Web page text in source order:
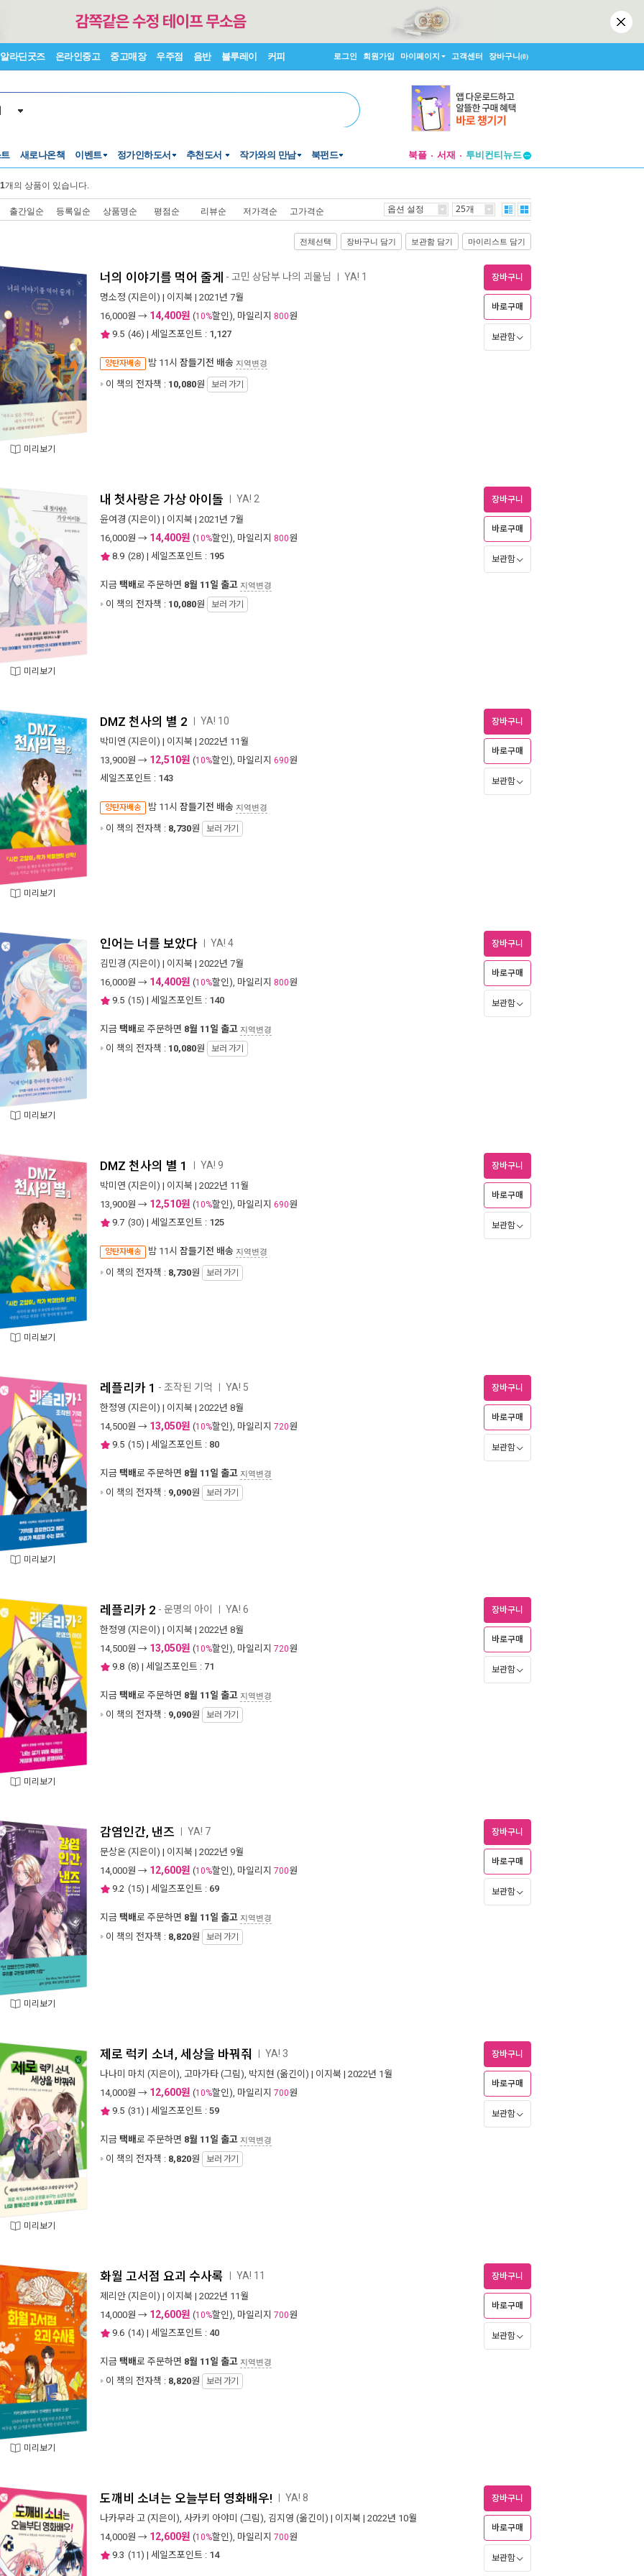
알라딘굿즈 온라인중고 중고매장 우주점 음반 블루레이 커피 로그인 회원가입 마이페이지 고객센터 장바구니(0)
새로나온책 이벤트 정가인하도서 추천도서 작가와의 만남 북펀드 북플 서재
투비컨티뉴드
개의 상품이 있습니다.
출간일순 등록일순 상품명순 평점순 리뷰순 저가격순 고가격순 옵션 설정 25개
전체선택 장바구니 담기 보관함 담기 마이리스트 담기
미리보기
너의 이야기를 먹어 줄게 - 고민 상담부 나의 괴물님 YA! 1
명소정 (지은이) | 이지북 | 2021년 7월
16,000원 → 14,400원 (10%할인), 마일리지 800원
9.5 (46) | 세일즈포인트 : 1,127
양탄자배송 밤 11시 잠들기전 배송 지역변경
이 책의 전자책 : 10,080원 보러 가기
장바구니
바로구매
보관함
미리보기
내 첫사랑은 가상 아이돌 YA! 2
윤여경 (지은이) | 이지북 | 2021년 7월
16,000원 → 14,400원 (10%할인), 마일리지 800원
8.9 (28) | 세일즈포인트 : 195
지금 택배로 주문하면 8월 11일 출고 지역변경
이 책의 전자책 : 10,080원 보러 가기
장바구니
바로구매
보관함
미리보기
DMZ 천사의 별 2 YA! 10
박미연 (지은이) | 이지북 | 2022년 11월
13,900원 → 12,510원 (10%할인), 마일리지 690원
세일즈포인트 : 143
양탄자배송 밤 11시 잠들기전 배송 지역변경
이 책의 전자책 : 8,730원 보러 가기
장바구니
바로구매
보관함
미리보기
인어는 너를 보았다 YA! 4
김민경 (지은이) | 이지북 | 2022년 7월
16,000원 → 14,400원 (10%할인), 마일리지 800원
9.5 (15) | 세일즈포인트 : 140
지금 택배로 주문하면 8월 11일 출고 지역변경
이 책의 전자책 : 10,080원 보러 가기
장바구니
바로구매
보관함
미리보기
DMZ 천사의 별 1 YA! 9
박미연 (지은이) | 이지북 | 2022년 11월
13,900원 → 12,510원 (10%할인), 마일리지 690원
9.7 (30) | 세일즈포인트 : 125
양탄자배송 밤 11시 잠들기전 배송 지역변경
이 책의 전자책 : 8,730원 보러 가기
장바구니
바로구매
보관함
미리보기
레플리카 1 - 조작된 기억 YA! 5
한정영 (지은이) | 이지북 | 2022년 8월
14,500원 → 13,050원 (10%할인), 마일리지 720원
9.5 (15) | 세일즈포인트 : 80
지금 택배로 주문하면 8월 11일 출고 지역변경
이 책의 전자책 : 9,090원 보러 가기
장바구니
바로구매
보관함
미리보기
레플리카 2 - 운명의 아이 YA! 6
한정영 (지은이) | 이지북 | 2022년 8월
14,500원 → 13,050원 (10%할인), 마일리지 720원
9.8 (8) | 세일즈포인트 : 71
지금 택배로 주문하면 8월 11일 출고 지역변경
이 책의 전자책 : 9,090원 보러 가기
장바구니
바로구매
보관함
미리보기
감염인간, 낸즈 YA! 7
문상온 (지은이) | 이지북 | 2022년 9월
14,000원 → 12,600원 (10%할인), 마일리지 700원
9.2 (15) | 세일즈포인트 : 69
지금 택배로 주문하면 8월 11일 출고 지역변경
이 책의 전자책 : 8,820원 보러 가기
장바구니
바로구매
보관함
미리보기
제로 럭키 소녀, 세상을 바꿔줘 YA! 3
나나미 마치 (지은이), 고마가타 (그림), 박지현 (옮긴이) | 이지북 | 2022년 1월
14,000원 → 12,600원 (10%할인), 마일리지 700원
9.5 (31) | 세일즈포인트 : 59
지금 택배로 주문하면 8월 11일 출고 지역변경
이 책의 전자책 : 8,820원 보러 가기
장바구니
바로구매
보관함
미리보기
화월 고서점 요괴 수사록 YA! 11
제리안 (지은이) | 이지북 | 2022년 11월
14,000원 → 12,600원 (10%할인), 마일리지 700원
9.6 (14) | 세일즈포인트 : 40
지금 택배로 주문하면 8월 11일 출고 지역변경
이 책의 전자책 : 8,820원 보러 가기
장바구니
바로구매
보관함
도깨비 소녀는 오늘부터 영화배우! YA! 8
나카무라 고 (지은이), 사카키 아야미 (그림), 김지영 (옮긴이) | 이지북 | 2022년 10월
14,000원 → 12,600원 (10%할인), 마일리지 700원
9.3 (11) | 세일즈포인트 : 14
장바구니
바로구매
보관함